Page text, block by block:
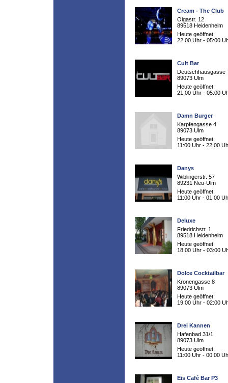
Cream - The Club
Olgastr. 12
89518 Heidenheim
Heute geöffnet:
22:00 Uhr - 05:00
Cult Bar
Deutschhausgasse
89073 Ulm
Heute geöffnet:
21:00 Uhr - 05:00
Damn Burger
Karpfengasse 4
89073 Ulm
Heute geöffnet:
11:00 Uhr - 22:00
Danys
Wiblingerstr. 57
89231 Neu-Ulm
Heute geöffnet:
11:00 Uhr - 01:00
Deluxe
Friedrichstr. 1
89518 Heidenheim
Heute geöffnet:
18:00 Uhr - 03:00
Dolce Cocktailbar
Kronengasse 8
89073 Ulm
Heute geöffnet:
19:00 Uhr - 02:00
Drei Kannen
Hafenbad 31/1
89073 Ulm
Heute geöffnet:
11:00 Uhr - 00:00
Eis Café Bar P3